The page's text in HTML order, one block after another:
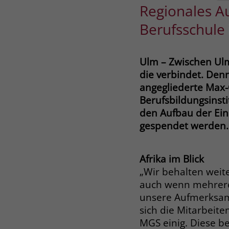
Regionales
Ulm – Zwischen
die verbindet.
angegliederte
den Aufbau der
gespendet werden.
Afrika im Blick
„Wir behalten
auch wenn
unsere
sich die
MGS einig. Diese